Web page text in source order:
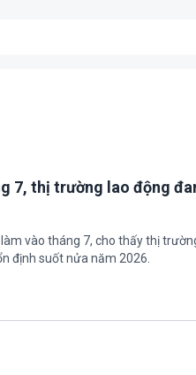
7, thị trường lao động
vào tháng 7, cho thấy thị
định suốt nửa năm 2026.